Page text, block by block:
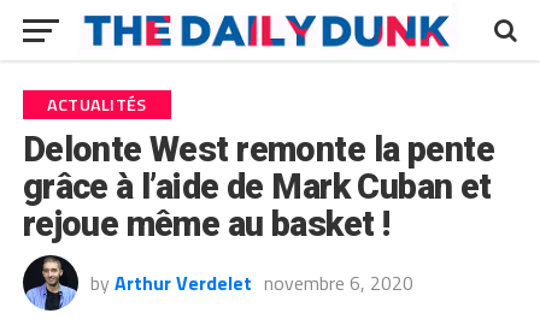
ACTUALITÉS
Delonte West remonte la pente
grâce à l’aide de Mark Cuban et
rejoue même au basket !
by Arthur Verdelet novembre 6, 2020